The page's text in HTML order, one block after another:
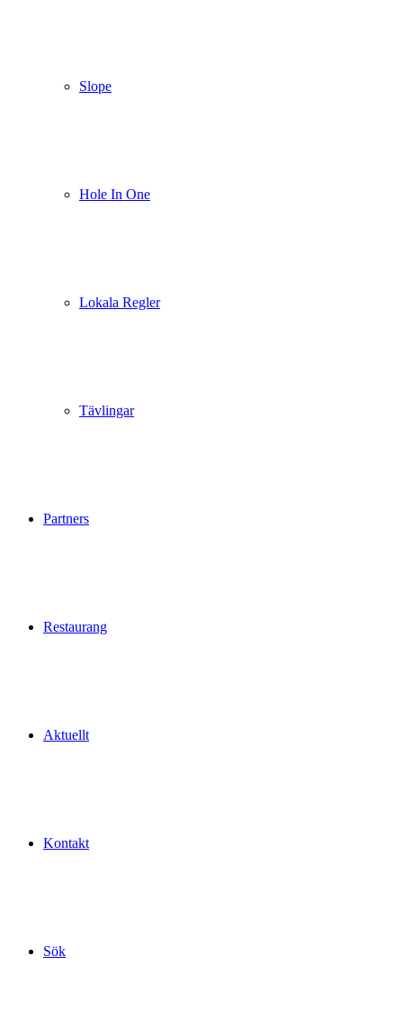
Slope
Hole In One
Lokala Regler
Tävlingar
Partners
Restaurang
Aktuellt
Kontakt
Sök